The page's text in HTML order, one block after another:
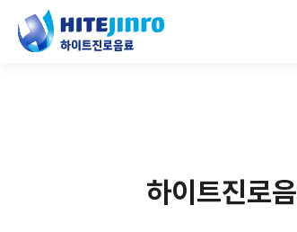
하이트진로